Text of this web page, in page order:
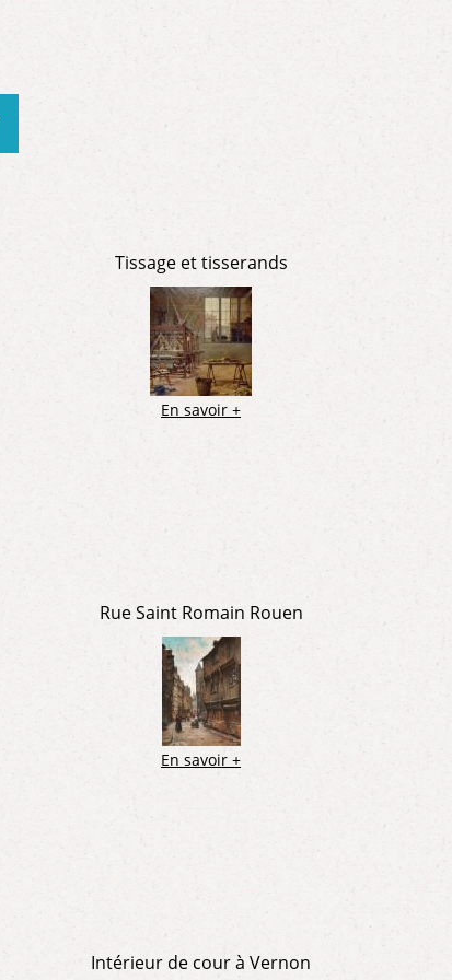
Tissage et tisserands
En savoir +
Rue Saint Romain Rouen
En savoir +
Intérieur de cour à Vernon